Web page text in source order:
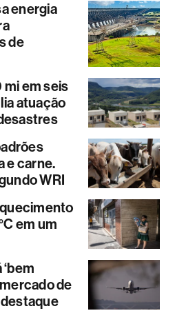
energia
de
em seis
atuação
e carne.
WRI
em um
de